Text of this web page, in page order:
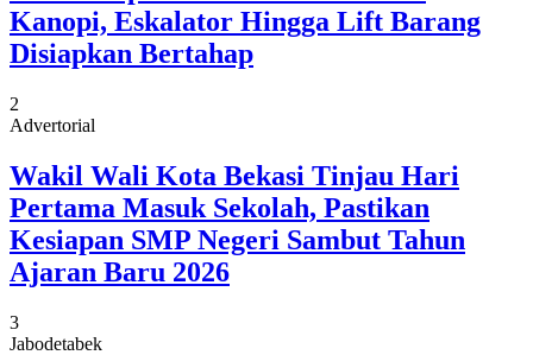
Kanopi, Eskalator Hingga Lift Barang
Disiapkan Bertahap
2
Advertorial
Wakil Wali Kota Bekasi Tinjau Hari
Pertama Masuk Sekolah, Pastikan
Kesiapan SMP Negeri Sambut Tahun
Ajaran Baru 2026
3
Jabodetabek